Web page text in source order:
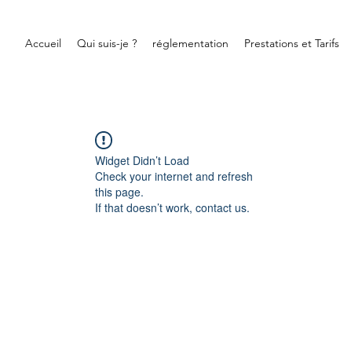
Accueil Qui suis-je ? réglementation Prestations et Tarifs
Widget Didn’t Load
Check your internet and refresh
this page.
If that doesn’t work, contact us.